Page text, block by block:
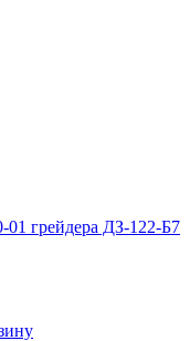
грейдера ДЗ-122-Б7